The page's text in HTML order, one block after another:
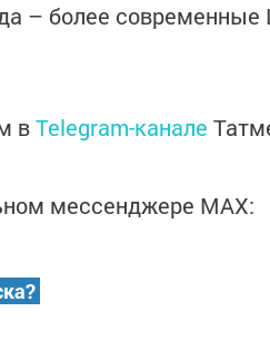
– более современные
вTelegram-канале
мессенджере MАХ: